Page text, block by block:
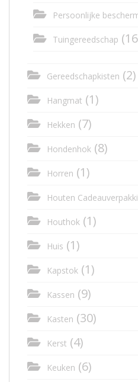
Persoonlijke
Tuingereedschap
Gereedschapkisten (2)
Hangmat (1)
Hekken (7)
Hondenhok (8)
Horren (1)
Houten
Houthok (1)
Huis (1)
Kapstok (1)
Kassen (9)
Kasten (30)
Kerst (4)
Keuken (6)